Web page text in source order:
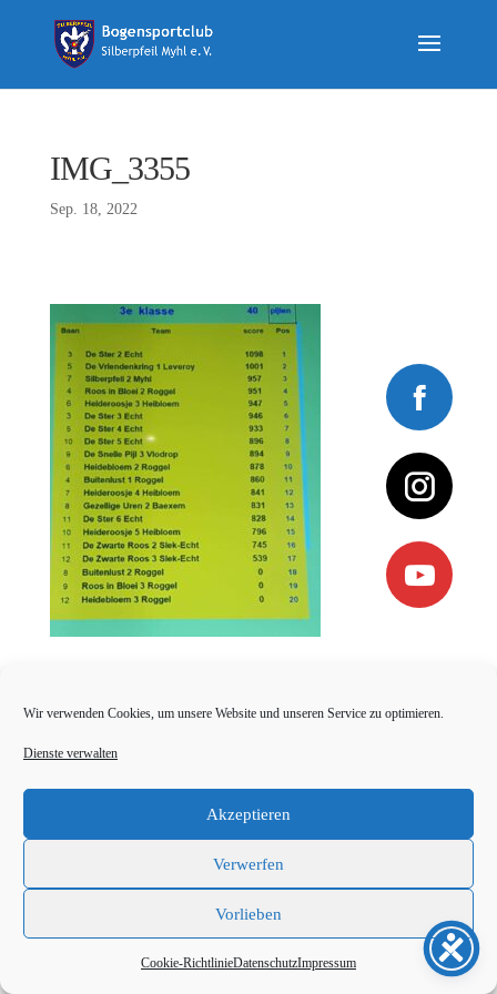
Wir verwenden Cookies, um unsere Website und unseren Service zu optimieren.
Dienste verwalten
Akzeptieren
Verwerfen
Vorlieben
Cookie-RichtlinieDatenschutzImpressum
IMG_3355
Sep. 18, 2022
ImpressumDatenschutzCookie-Richtlinie (EU)